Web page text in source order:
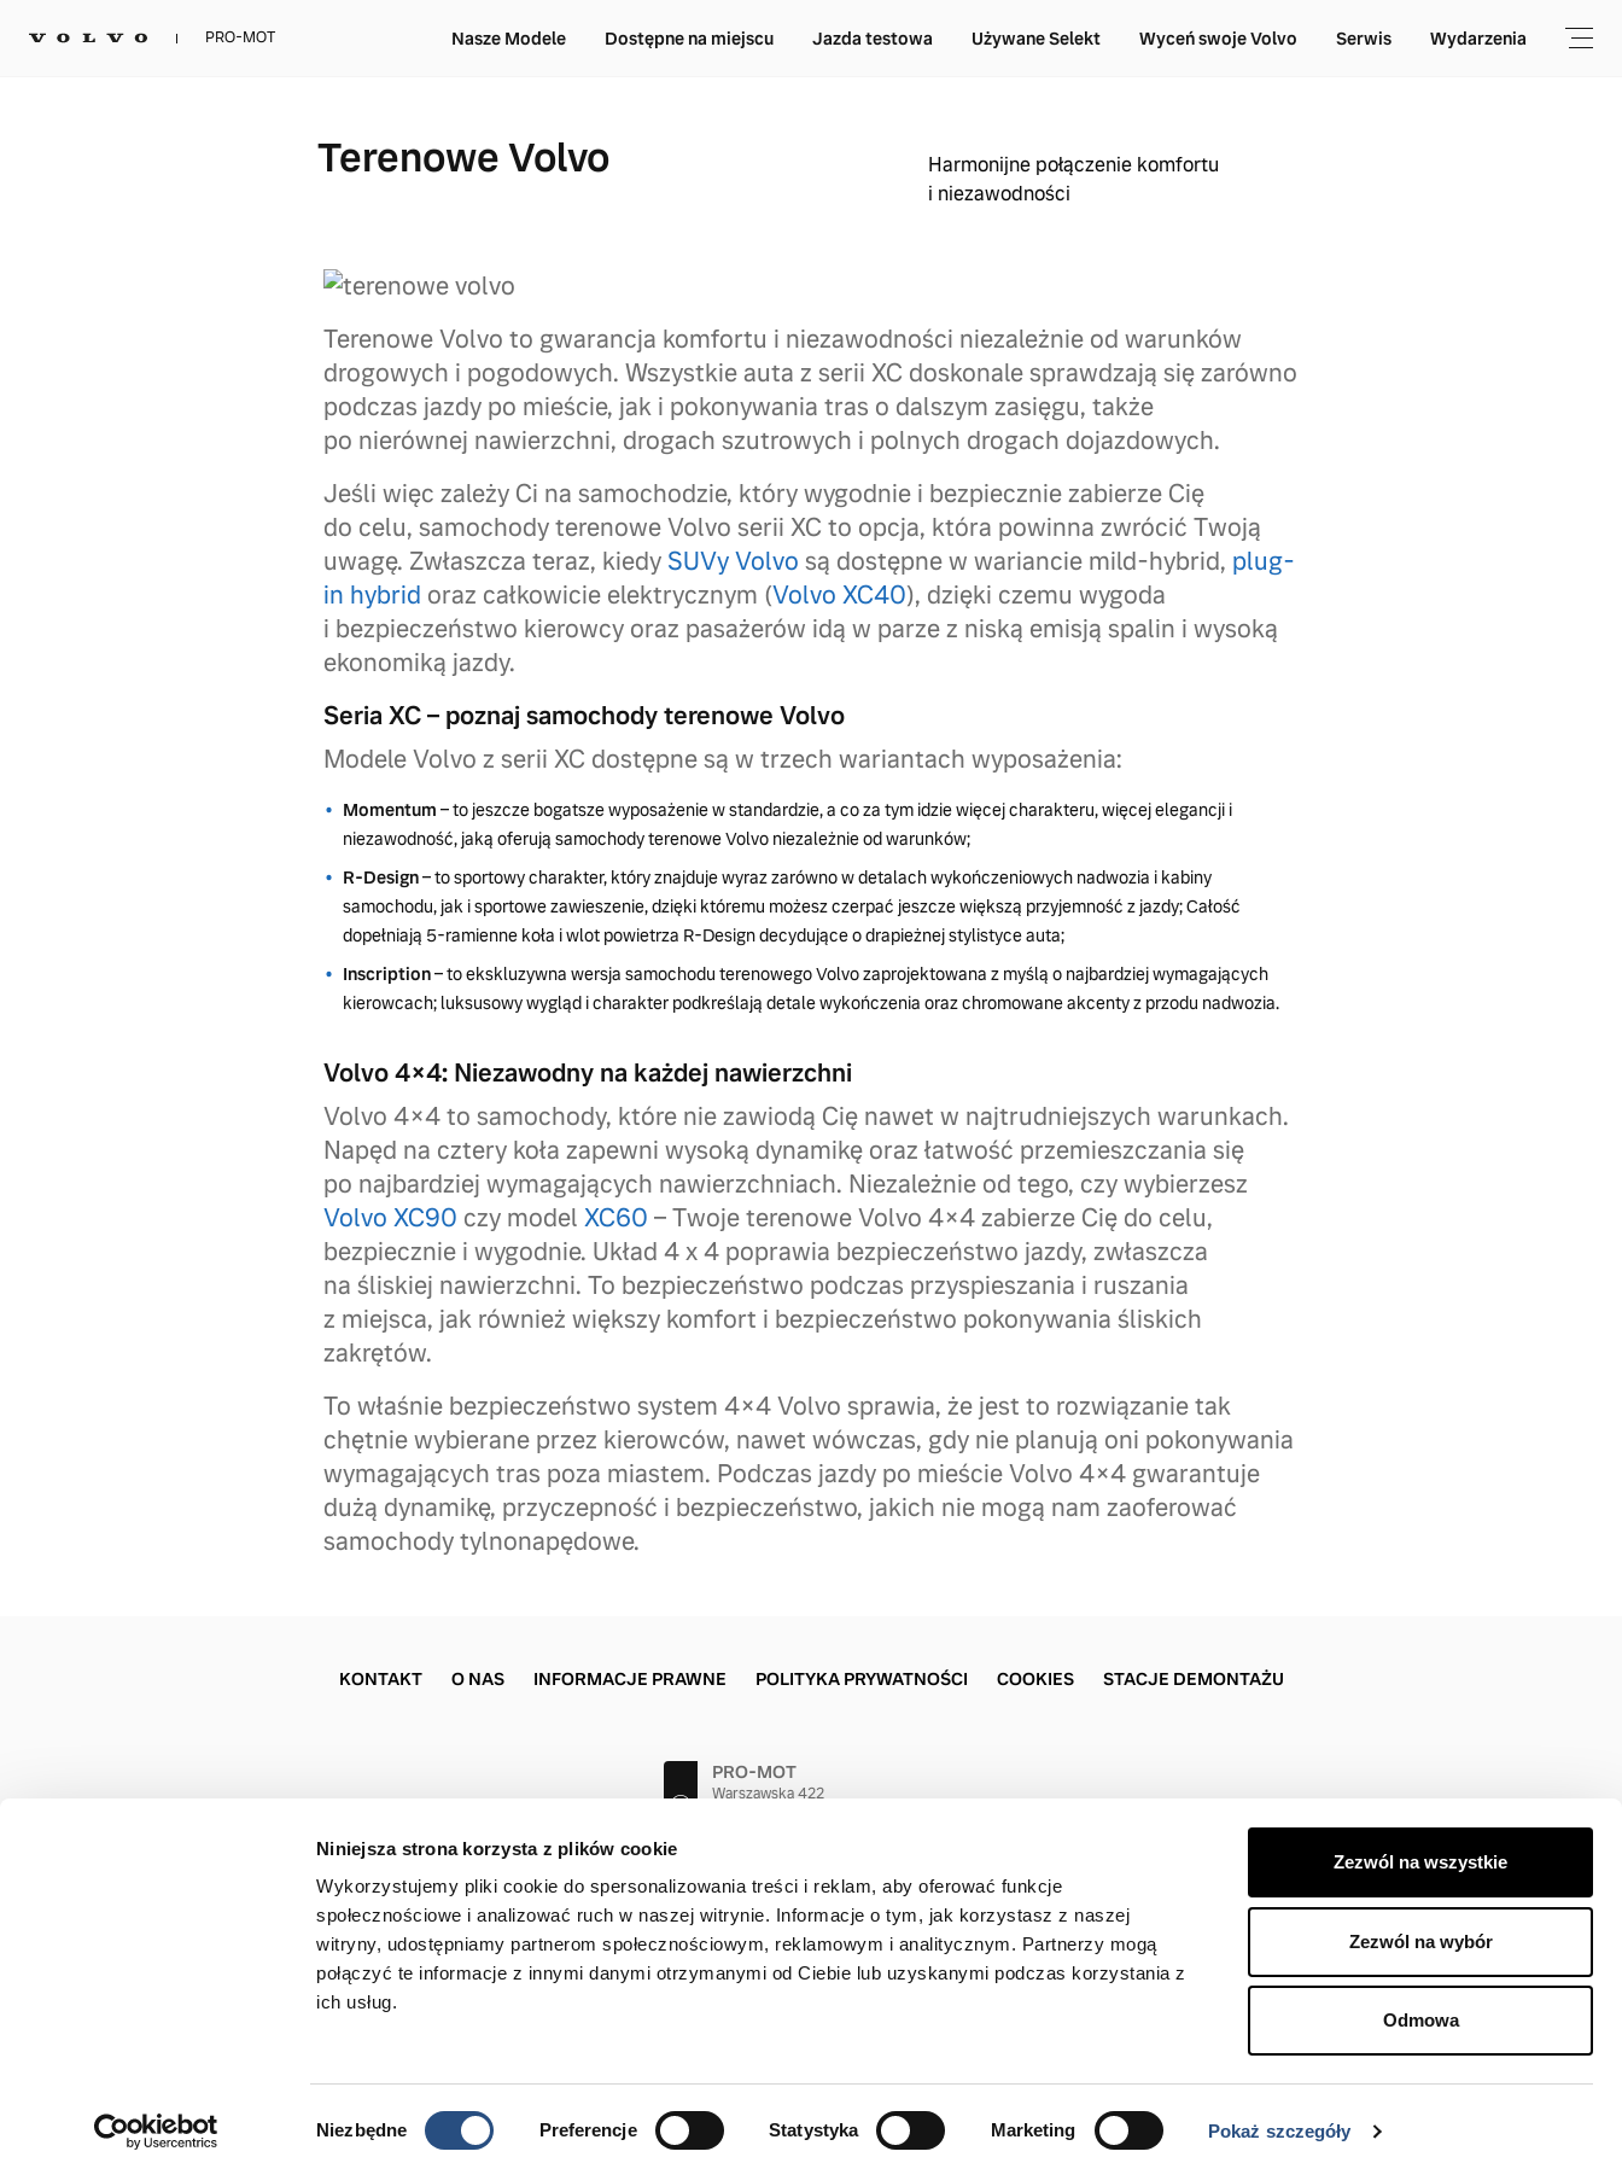
Niniejsza strona korzysta z plików cookie
Wykorzystujemy pliki cookie do spersonalizowania treści i reklam, aby oferować funkcje
społecznościowe i analizować ruch w naszej witrynie. Informacje o tym, jak korzystasz z naszej
witryny, udostępniamy partnerom społecznościowym, reklamowym i analitycznym. Partnerzy mogą
połączyć te informacje z innymi danymi otrzymanymi od Ciebie lub uzyskanymi podczas korzystania z
ich usług.
Niezbędne Preferencje Statystyka Marketing Pokaż szczegóły
Zezwól na wszystkie
Zezwól na wybór
Odmowa
PRO-MOT Nasze Modele Dostępne na miejscu Jazda testowa Używane Selekt Wyceń swoje Volvo Serwis Wydarzenia
Terenowe Volvo
Harmonijne połączenie komfortu
i niezawodności
Terenowe Volvo to gwarancja komfortu i niezawodności niezależnie od warunków
drogowych i pogodowych. Wszystkie auta z serii XC doskonale sprawdzają się zarówno
podczas jazdy po mieście, jak i pokonywania tras o dalszym zasięgu, także
po nierównej nawierzchni, drogach szutrowych i polnych drogach dojazdowych.
Jeśli więc zależy Ci na samochodzie, który wygodnie i bezpiecznie zabierze Cię
do celu, samochody terenowe Volvo serii XC to opcja, która powinna zwrócić Twoją
uwagę. Zwłaszcza teraz, kiedy SUVy Volvo są dostępne w wariancie mild-hybrid, plug-
in hybrid oraz całkowicie elektrycznym (Volvo XC40), dzięki czemu wygoda
i bezpieczeństwo kierowcy oraz pasażerów idą w parze z niską emisją spalin i wysoką
ekonomiką jazdy.
Seria XC – poznaj samochody terenowe Volvo
Modele Volvo z serii XC dostępne są w trzech wariantach wyposażenia:
Momentum – to jeszcze bogatsze wyposażenie w standardzie, a co za tym idzie więcej charakteru, więcej elegancji i
niezawodność, jaką oferują samochody terenowe Volvo niezależnie od warunków;
R-Design– to sportowy charakter, który znajduje wyraz zarówno w detalach wykończeniowych nadwozia i kabiny
samochodu, jak i sportowe zawieszenie, dzięki któremu możesz czerpać jeszcze większą przyjemność z jazdy; Całość
dopełniają 5-ramienne koła i wlot powietrza R-Design decydujące o drapieżnej stylistyce auta;
Inscription– to ekskluzywna wersja samochodu terenowego Volvo zaprojektowana z myślą o najbardziej wymagających
kierowcach; luksusowy wygląd i charakter podkreślają detale wykończenia oraz chromowane akcenty z przodu nadwozia.
Volvo 4×4: Niezawodny na każdej nawierzchni
Volvo 4×4 to samochody, które nie zawiodą Cię nawet w najtrudniejszych warunkach.
Napęd na cztery koła zapewni wysoką dynamikę oraz łatwość przemieszczania się
po najbardziej wymagających nawierzchniach. Niezależnie od tego, czy wybierzesz
Volvo XC90 czy model XC60 – Twoje terenowe Volvo 4×4 zabierze Cię do celu,
bezpiecznie i wygodnie. Układ 4 x 4 poprawia bezpieczeństwo jazdy, zwłaszcza
na śliskiej nawierzchni. To bezpieczeństwo podczas przyspieszania i ruszania
z miejsca, jak również większy komfort i bezpieczeństwo pokonywania śliskich
zakrętów.
To właśnie bezpieczeństwo system 4×4 Volvo sprawia, że jest to rozwiązanie tak
chętnie wybierane przez kierowców, nawet wówczas, gdy nie planują oni pokonywania
wymagających tras poza miastem. Podczas jazdy po mieście Volvo 4×4 gwarantuje
dużą dynamikę, przyczepność i bezpieczeństwo, jakich nie mogą nam zaoferować
samochody tylnonapędowe.
Nie znalazłeś wymarzonego auta? Napisz do nas lub zadzwoń41 362 75 75 Skontaktuj się z nami
KONTAKT O NAS INFORMACJE PRAWNE POLITYKA PRYWATNOŚCI COOKIES STACJE DEMONTAŻU
PRO-MOT
Warszawska 422